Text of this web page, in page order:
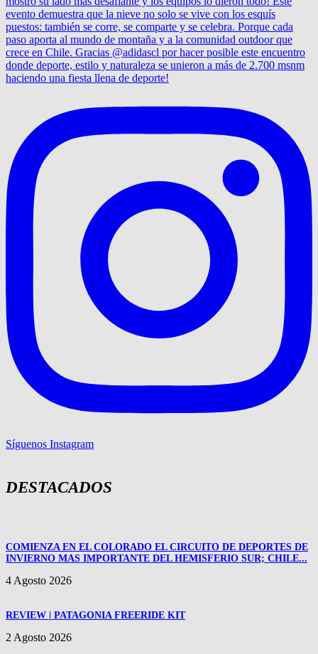
Síguenos Instagram
DESTACADOS
COMIENZA EN EL COLORADO EL CIRCUITO DE DEPORTES DE
INVIERNO MAS IMPORTANTE DEL HEMISFERIO SUR; CHILE...
4 Agosto 2026
REVIEW | PATAGONIA FREERIDE KIT
2 Agosto 2026